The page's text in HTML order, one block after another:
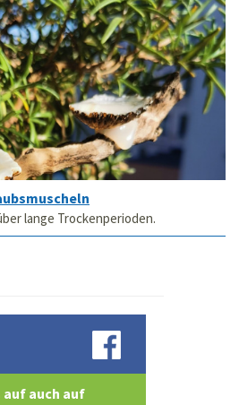
lange Trockenperioden.
auf auch auf